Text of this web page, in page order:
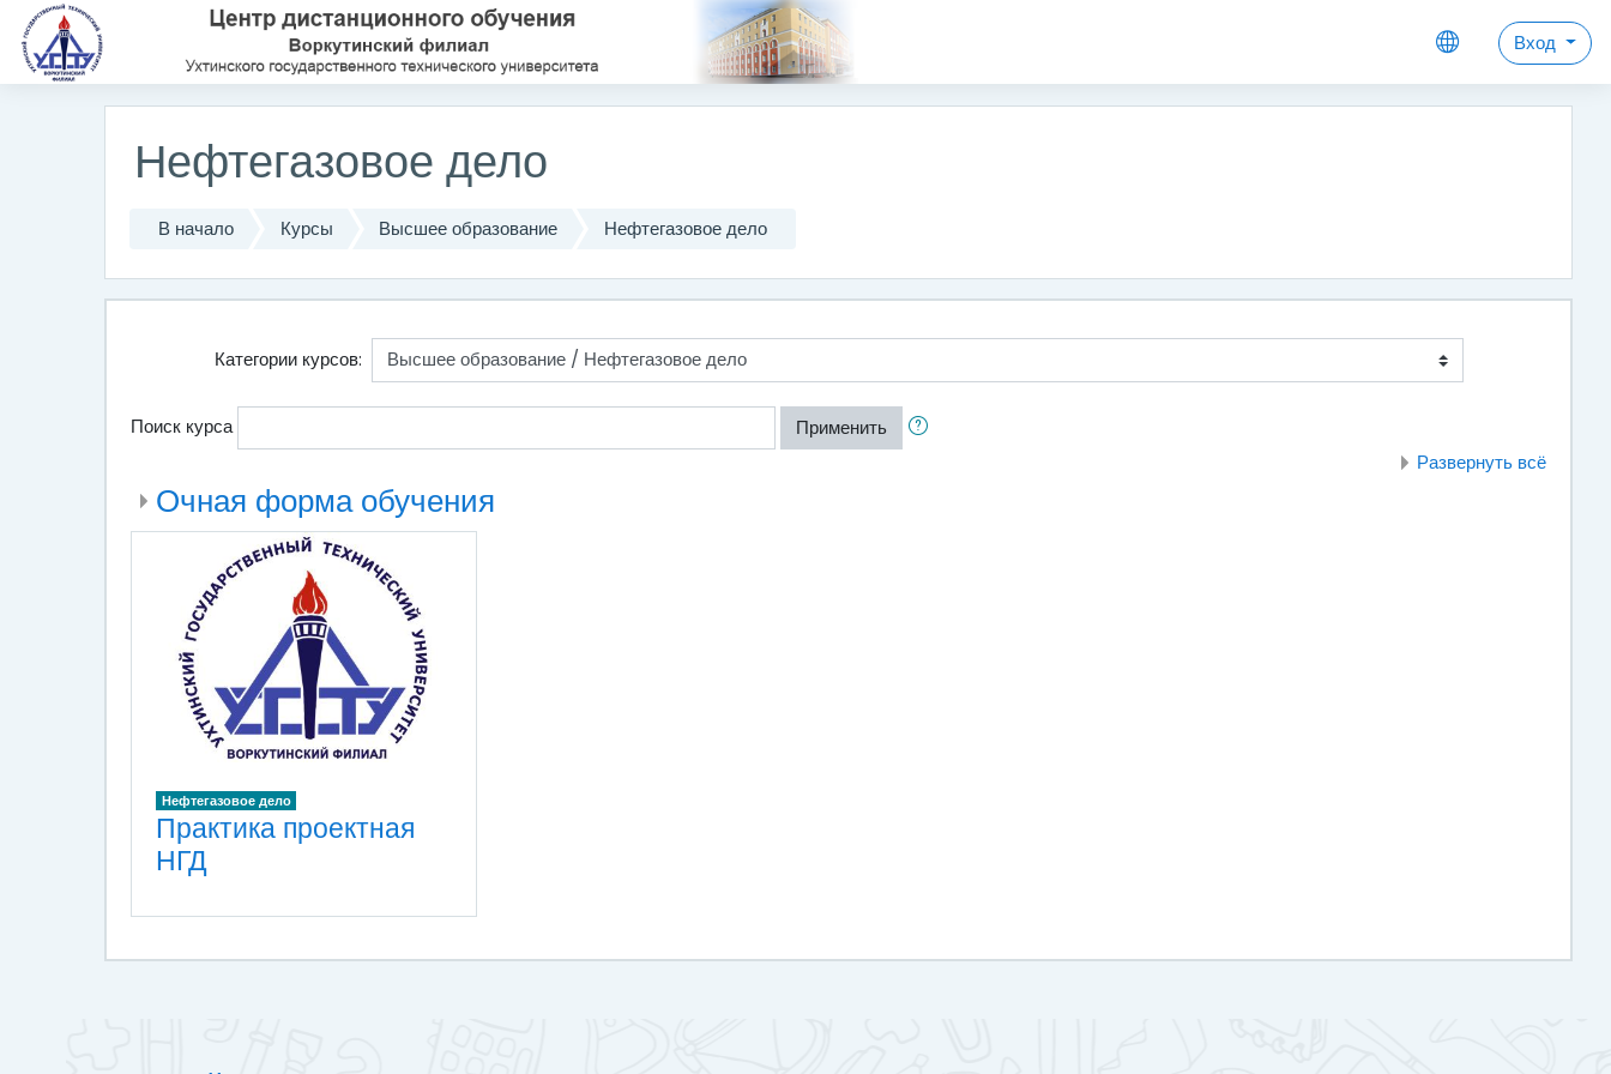
Вход
Перейти к основному содержанию
Нефтегазовое дело
В начало Курсы Высшее образование Нефтегазовое дело
Категории курсов:
Поиск курса
Применить
Развернуть всё
Очная форма обучения
Нефтегазовое дело
Практика проектная
НГД